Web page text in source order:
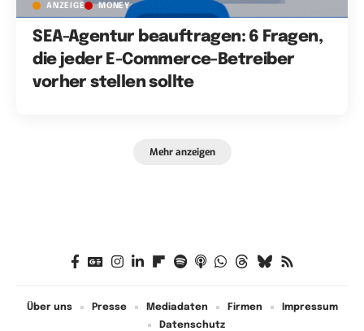
ANZEIGE MONEY
SEA-Agentur beauftragen: 6 Fragen,
die jeder E-Commerce-Betreiber
vorher stellen sollte
Mehr anzeigen
Über uns Presse Mediadaten Firmen
Impressum
Datenschutz